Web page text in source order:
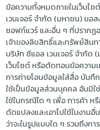
ข้อความทั้งหมดภายในเว็บไ
เวนเจอร์ จำกัด (มหาชน) ขอ
ซอฟท์แวร์ และอื่น ๆ ที่ปรากฏ
เจ้าของลิขสิทธิ์และทรัพย์สิ
บริษัท ซีแอล เวนเจอร์ จำกัด
เว็บไซต์ หรือตัดทอนข้อควา
การถ่ายโอนข้อมูลใส่สื่อ บัน
ใช้เป็นข้อมูลส่วนบุคคล อันมิใ
ใช้ในกรณีใด ๆ เพื่อ การค้า ห
ดัดแปลงและเอาไปใช้ในงาน
ว่าจะในรูปแบบใด ๆ รวมถึงกา